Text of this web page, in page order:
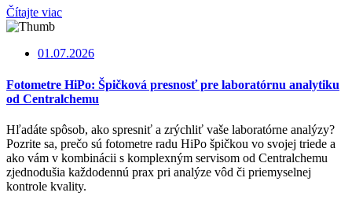
Čítajte viac
01.07.2026
Fotometre HiPo: Špičková presnosť pre laboratórnu analytiku
od Centralchemu
Hľadáte spôsob, ako spresniť a zrýchliť vaše laboratórne analýzy?
Pozrite sa, prečo sú fotometre radu HiPo špičkou vo svojej triede a
ako vám v kombinácii s komplexným servisom od Centralchemu
zjednodušia každodennú prax pri analýze vôd či priemyselnej
kontrole kvality.